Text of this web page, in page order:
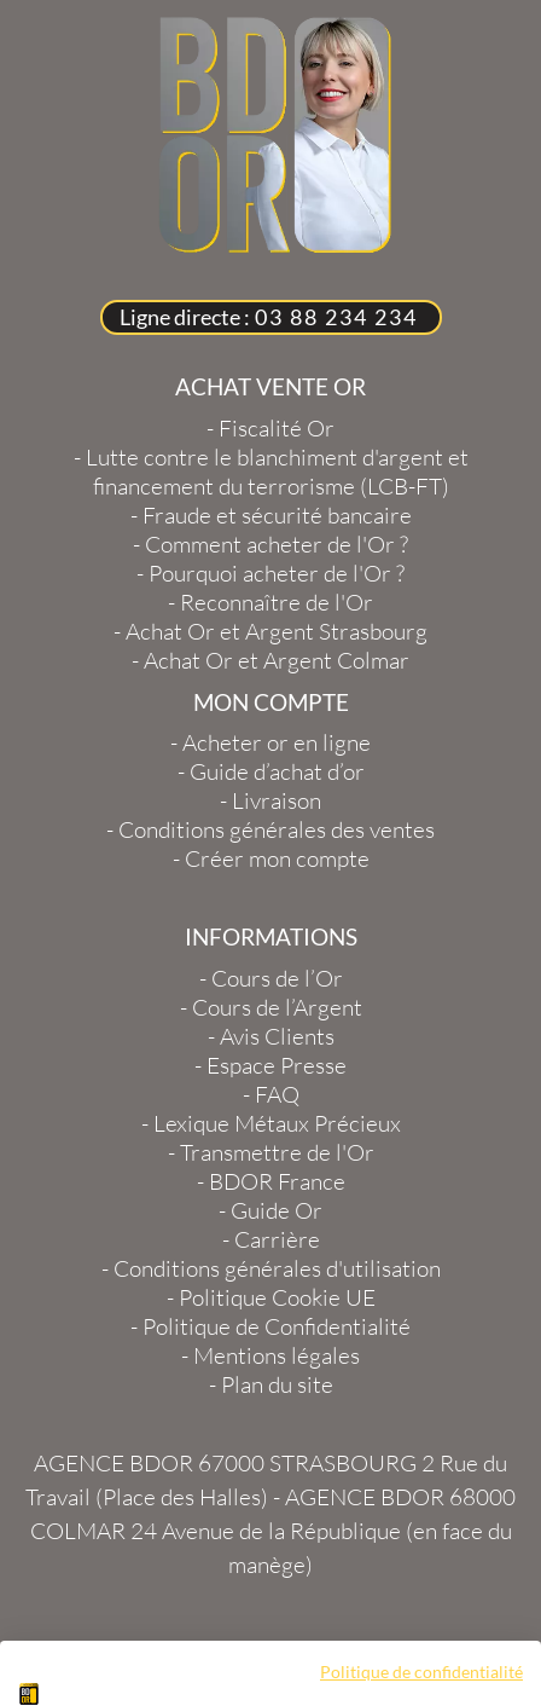
Ligne directe : 03 88 234 234
ACHAT VENTE OR
- Fiscalité Or
- Lutte contre le blanchiment d'argent et
financement du terrorisme (LCB-FT)
- Fraude et sécurité bancaire
- Comment acheter de l'Or ?
- Pourquoi acheter de l'Or ?
- Reconnaître de l'Or
-Achat Or et Argent Strasbourg
-Achat Or et Argent Colmar
MON COMPTE
-Acheter or en ligne
- Guide d’achat d’or
- Livraison
- Conditions générales des ventes
- Créer mon compte
INFORMATIONS
- Cours de l’Or
- Cours de l’Argent
-Avis Clients
- Espace Presse
- FAQ
- Lexique Métaux Précieux
-Transmettre de l'Or
- BDOR France
- Guide Or
- Carrière
- Conditions générales d'utilisation
- Politique Cookie UE
- Politique de Confidentialité
- Mentions légales
- Plan du site
AGENCE BDOR 67000 STRASBOURG 2 Rue du
Travail (Place des Halles) -AGENCE BDOR 68000
COLMAR24 Avenue de la République (en face du
manège)
Politique de confidentialité